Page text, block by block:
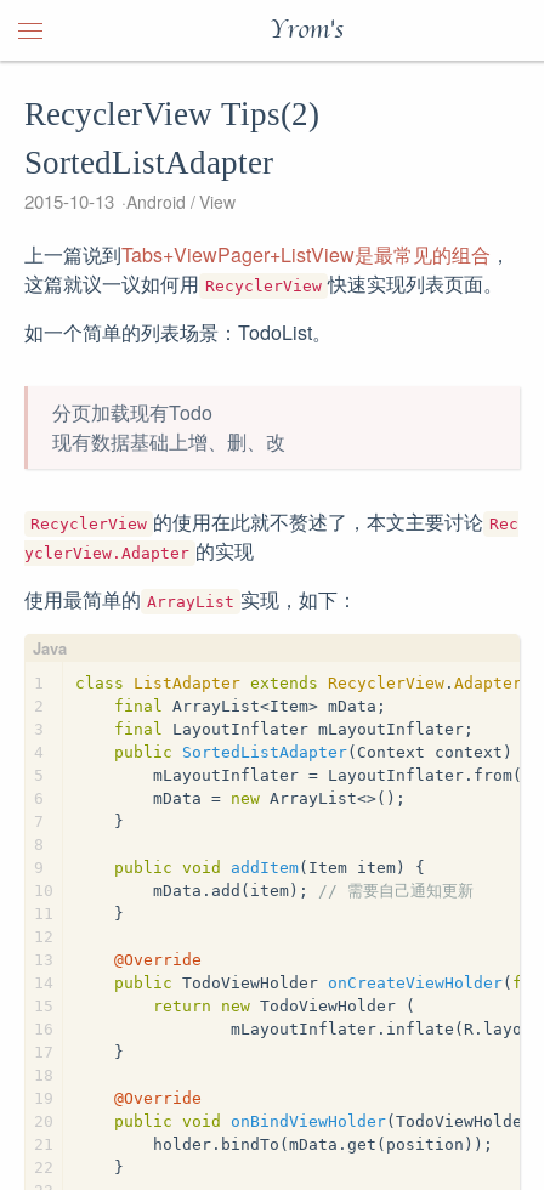
Yrom's
RecyclerView Tips(2)
SortedListAdapter
2015-10-13 Android View
上一篇说到Tabs+ViewPager+ListView是最常见的组合 ，
这篇就议一议如何用 RecyclerView 快速实现列表页面。
如一个简单的列表场景：TodoList。
分页加载现有Todo
现有数据基础上增、删、改
RecyclerView 的使用在此就不赘述了，本文主要讨论 Rec
yclerView.Adapter 的实现
使用最简单的 ArrayList 实现，如下：
1
2
3
4
5
6
7
8
9
10
11
12
13
14
15
16
17
18
19
20
21
22
class ListAdapter extends RecyclerView . Adapter
final ArrayList<Item> mData;
final LayoutInflater mLayoutInflater;
public
SortedListAdapter(Context context)
mLayoutInflater =
        mData =
new ArrayList<>();
    }
public void addItem(Item item)
{
        mData.add(item);
// 需要自己通知更新
    }
@Override
public TodoViewHolder onCreateViewHolder(
return
new TodoViewHolder (
    }
@Override
public void onBindViewHolder
        holder.bindTo(mData.get(position));
    }